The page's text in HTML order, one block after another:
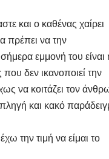
και ο καθένας χαίρει
πρέπει να την
εμμονή του είναι
δεν ικανοποιεί την
να κοιτάζει τον
και κακό
την τιμή να είμαι το